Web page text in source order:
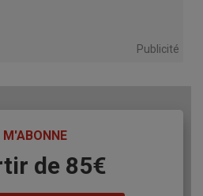
Publicité
M'ABONNE
de 85€